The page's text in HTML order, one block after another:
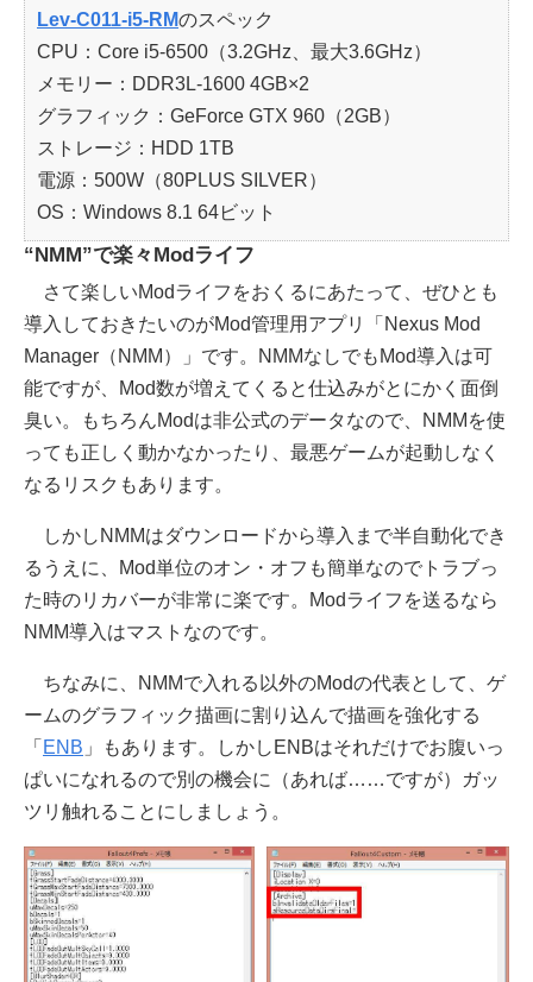
Lev-C011-i5-RMのスペック
CPU：Core i5-6500（3.2GHz、最大3.6GHz）
メモリー：DDR3L-1600 4GB×2
グラフィック：GeForce GTX 960（2GB）
ストレージ：HDD 1TB
電源：500W（80PLUS SILVER）
OS：Windows 8.1 64ビット
“NMM”で楽々Modライフ
さて楽しいModライフをおくるにあたって、ぜひとも
導入しておきたいのがMod管理用アプリ「Nexus Mod
Manager（NMM）」です。NMMなしでもMod導入は可
能ですが、Mod数が増えてくると仕込みがとにかく面倒
臭い。もちろんModは非公式のデータなので、NMMを使
っても正しく動かなかったり、最悪ゲームが起動しなく
なるリスクもあります。
しかしNMMはダウンロードから導入まで半自動化でき
るうえに、Mod単位のオン・オフも簡単なのでトラブっ
た時のリカバーが非常に楽です。Modライフを送るなら
NMM導入はマストなのです。
ちなみに、NMMで入れる以外のModの代表として、ゲ
ームのグラフィック描画に割り込んで描画を強化する
「 ENB 」もあります。しかしENBはそれだけでお腹いっ
ぱいになれるので別の機会に（あれば……ですが）ガッ
ツリ触れることにしましょう。